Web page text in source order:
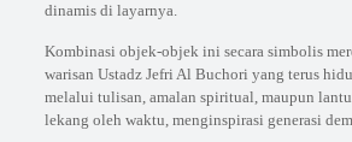
dinamis di layarnya.
Kombinasi objek-objek ini secara simbolis
warisan Ustadz Jefri Al Buchori yang terus
melalui tulisan, amalan spiritual, maupun
lekang oleh waktu, menginspirasi generasi